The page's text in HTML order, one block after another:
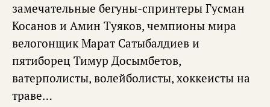
замечательные бегуны-спринтеры Гусман
Косанов и Амин Туяков, чемпионы мира
велогонщик Марат Сатыбалдиев и
пятиборец Тимур Досымбетов,
ватерполисты, волейболисты, хоккеисты на
траве…